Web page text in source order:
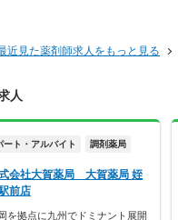
近見た薬剤師求人をもっと見る
人
ート・アルバイト 調剤薬局
会社大賀薬局 大賀薬局 姪
前店
を拠点に九州でドミナント展開